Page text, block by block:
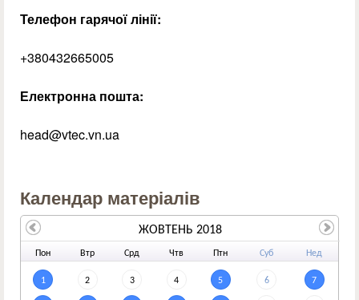
Телефон гарячої лінії:
+380432665005
Електронна пошта:
head@vtec.vn.ua
Календар матеріалів
Пон Втр Срд Чтв Птн Суб Нед
1 2 3 4 5 6 7
ЖОВТЕНЬ 2018